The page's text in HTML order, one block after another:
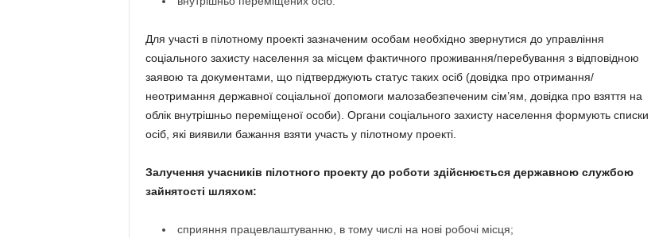
Для участі в пілотному проекті зазначеним особам необхідно звернутися до управління
соціального захисту населення за місцем фактичного проживання/перебування з відповідною
заявою та документами, що підтверджують статус таких осіб (довідка про отримання/
неотримання державної соціальної допомоги малозабезпеченим сім’ям, довідка про взяття на
облік внутрішньо переміщеної особи). Органи соціального захисту населення формують списки
осіб, які виявили бажання взяти участь у пілотному проекті.
Залучення учасників пілотного проекту до роботи здійснюється державною службою
зайнятості шляхом:
сприяння працевлаштуванню, в тому числі на нові робочі місця;